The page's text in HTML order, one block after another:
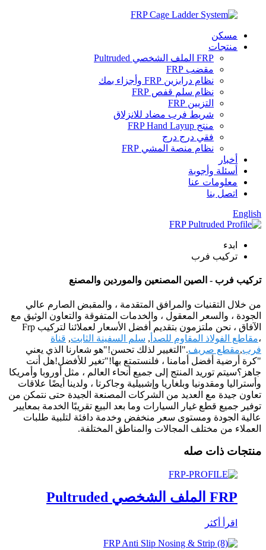
مسكن
منتجات
FRP الملف الشخصي Pultruded
مقضب FRP
نظام درابزين FRP وأجزاء بمك
نظام سلم قفص FRP
التزيين FRP
شريط فرب مضاد للانزلاق
منتج FRP Hand Layup
فقي درج درج
نظام منصة المشي FRP
أخبار
أسئلة وأجوبة
معلومات عنا
اتصل بنا
English
ابدء
تركيب فرب
تركيب فرب - الصين المصنعين والموردين والمصنع
من خلال التقنيات والمرافق المتقدمة ، والمقبض الصارم عالي
الجودة ، والسعر المعقول ، والخدمات المتفوقة والتعاون الوثيق مع
الآفاق ، نحن ملتزمون بتقديم أفضل الأسعار لعملائنا لتركيب Frp
،مقاطع الفولاذ المقاوم للصدأ , سلم السفينة الثابت, قناة
فرب,مقطع صريف."التغيير لذلك تحسن!"هو شعارنا الذي يعني
"كرة أرضية أفضل أمامنا ، فلنستمتع بها!"تغير للأفضل!هل أنت
جاهز؟سيتم توريد المنتج إلى جميع أنحاء العالم ، مثل أوروبا وأمريكا
وأستراليا ومقدونيا وبلغاريا وإشبيلية وجاكرتا ، ولدينا أيضًا علاقات
تعاون جيدة مع العديد من الشركات المصنعة الجيدة حتى نتمكن من
توفير جميع قطع غيار السيارات وما بعد البيع تقريبًا الخدمة بمعايير
عالية الجودة ومستوى سعر منخفض وخدمة دافئة لتلبية طلبات
العملاء من مختلف المجالات والمناطق المختلفة.
منتجات ذات صله
FRP الملف الشخصي Pultruded
اقرأ أكثر